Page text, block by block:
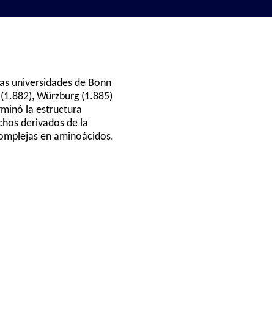
universidades de Bonn
Würzburg (1.885)
la estructura
derivados de la
en aminoácidos.